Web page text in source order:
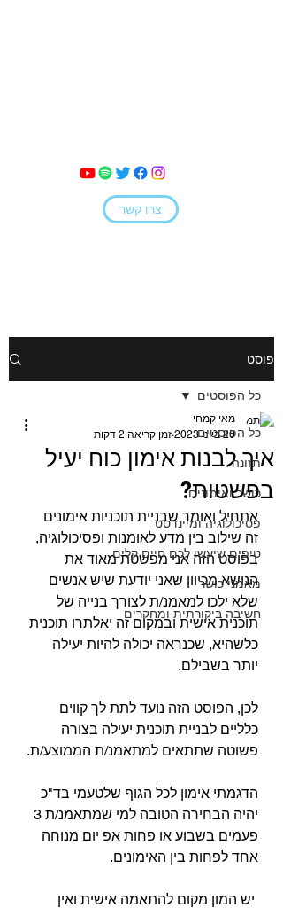
צרו קשר
פוסט
כל הפוסטים
תזונה
כושר ואימונים
פסיכולוגיה ומיינדסט
טיפים שיעשו לכם חיים קלים
מאמני כושר
חשיבה ביקורתית ומחקרים
כל הפוסטים
איך לבנות אימון כוח יעיל
בפשטות?
מאי קמחי
20 ביוני 2023
זמן קריאה 2 דקות
אתחיל ואומר שבניית תוכניות אימונים
זה שילוב בין מדע לאומנות ופסיכולוגיה,
בפוסט הזה אני מפשטת מאוד את
הנושא מכיוון שאני יודעת שיש אנשים
שלא ילכו למאמנ/ת לצורך בנייה של
תוכנית אישית ובמקום זה יאלתרו תוכנית
כלשהיא, שכנראה יכולה להיות יעילה
יותר בשבילם.⁣
לכן, הפוסט הזה נועד לתת לך קווים
כלליים לבניית תוכנית יעילה בצורה
פשוטה שתתאים למתאמנ/ת הממוצע/ת.⁣
הדגמתי אימון לכל הגוף שלטעמי בד"כ
פעמים בשבוע או פחות אפ יום מנוחה
אחד לפחות בין האימונים.⁣
יש המון מקום להתאמה אישית ואין